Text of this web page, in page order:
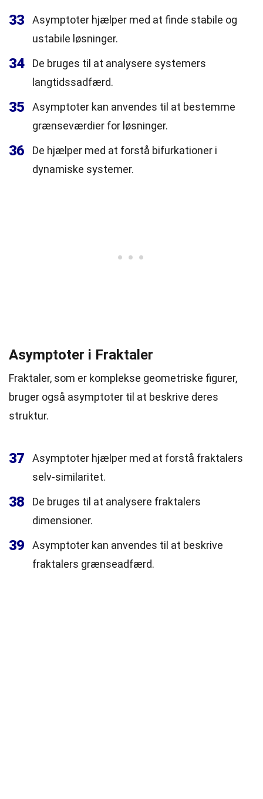
33
Asymptoter hjælper med at finde stabile og
ustabile løsninger.
34
De bruges til at analysere systemers
langtidssadfærd.
35
Asymptoter kan anvendes til at bestemme
grænseværdier for løsninger.
36
De hjælper med at forstå bifurkationer i
dynamiske systemer.
Asymptoter i Fraktaler
Fraktaler, som er komplekse geometriske figurer,
bruger også asymptoter til at beskrive deres
struktur.
37
Asymptoter hjælper med at forstå fraktalers
selv-similaritet.
38
De bruges til at analysere fraktalers
dimensioner.
39
Asymptoter kan anvendes til at beskrive
fraktalers grænseadfærd.